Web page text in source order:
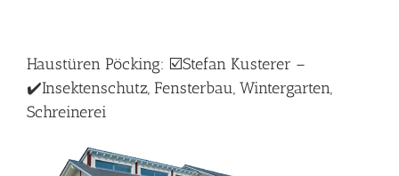
Haustüren Pöcking: ☑️Stefan Kusterer –
✔️Insektenschutz, Fensterbau, Wintergarten,
Schreinerei